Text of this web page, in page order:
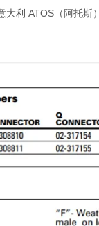
大利 ATOS（阿托